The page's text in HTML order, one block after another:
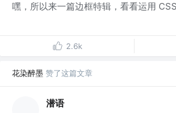
嘿，所以来一篇边框特辑，看看运用
2.6k
花染醉墨 赞了这篇文章
潜语